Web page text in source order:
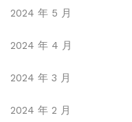
2024 年 5 月
2024 年 4 月
2024 年 3 月
2024 年 2 月